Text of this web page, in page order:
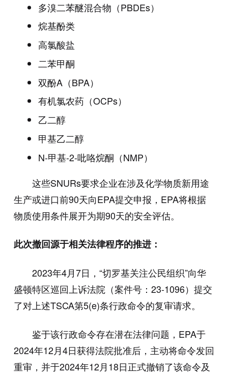
多溴二苯醚混合物（PBDEs）
烷基酚类
高氯酸盐
二苯甲酮
双酚A（BPA）
有机氯农药（OCPs）
乙二醇
甲基乙二醇
N-甲基-2-吡咯烷酮（NMP）
这些SNURs要求企业在涉及化学物质新用途
生产或进口前90天向EPA提交申报，EPA将根据
物质使用条件展开为期90天的安全评估。
此次撤回源于相关法律程序的推进：
2023年4月7日，“切罗基关注公民组织”向华
盛顿特区巡回上诉法院（案件号：23-1096）提交
了对上述TSCA第5(e)条行政命令的复审请求。
鉴于该行政命令存在潜在法律问题，EPA于
2024年12月4日获得法院批准后，主动将命令发回
重审，并于2024年12月18日正式撤销了该命令及